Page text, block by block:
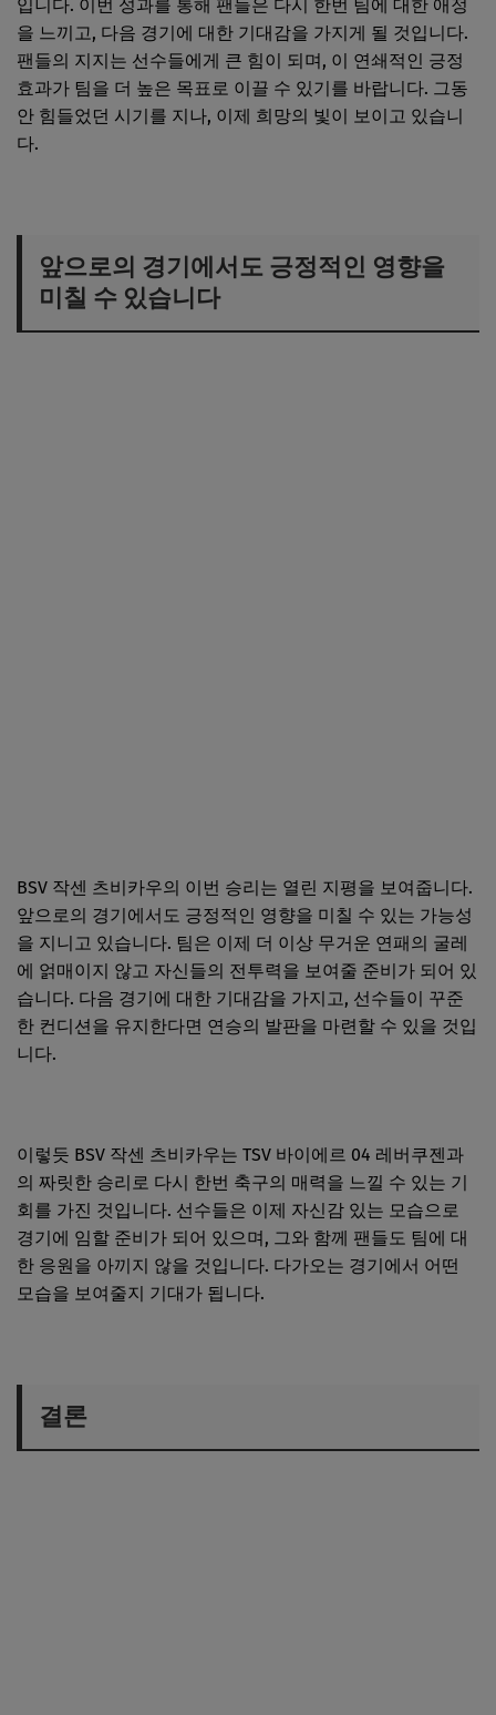
입니다. 이번 성과를 통해 팬들은 다시 한번 팀에 대한 애정
을 느끼고, 다음 경기에 대한 기대감을 가지게 될 것입니다.
팬들의 지지는 선수들에게 큰 힘이 되며, 이 연쇄적인 긍정
효과가 팀을 더 높은 목표로 이끌 수 있기를 바랍니다. 그동
안 힘들었던 시기를 지나, 이제 희망의 빛이 보이고 있습니
다.
앞으로의 경기에서도 긍정적인 영향을
미칠 수 있습니다
BSV 작센 츠비카우의 이번 승리는 열린 지평을 보여줍니다.
앞으로의 경기에서도 긍정적인 영향을 미칠 수 있는 가능성
을 지니고 있습니다. 팀은 이제 더 이상 무거운 연패의 굴레
에 얽매이지 않고 자신들의 전투력을 보여줄 준비가 되어 있
습니다. 다음 경기에 대한 기대감을 가지고, 선수들이 꾸준
한 컨디션을 유지한다면 연승의 발판을 마련할 수 있을 것입
니다.
이렇듯 BSV 작센 츠비카우는 TSV 바이에르 04 레버쿠젠과
의 짜릿한 승리로 다시 한번 축구의 매력을 느낄 수 있는 기
회를 가진 것입니다. 선수들은 이제 자신감 있는 모습으로
경기에 임할 준비가 되어 있으며, 그와 함께 팬들도 팀에 대
한 응원을 아끼지 않을 것입니다. 다가오는 경기에서 어떤
모습을 보여줄지 기대가 됩니다.
결론